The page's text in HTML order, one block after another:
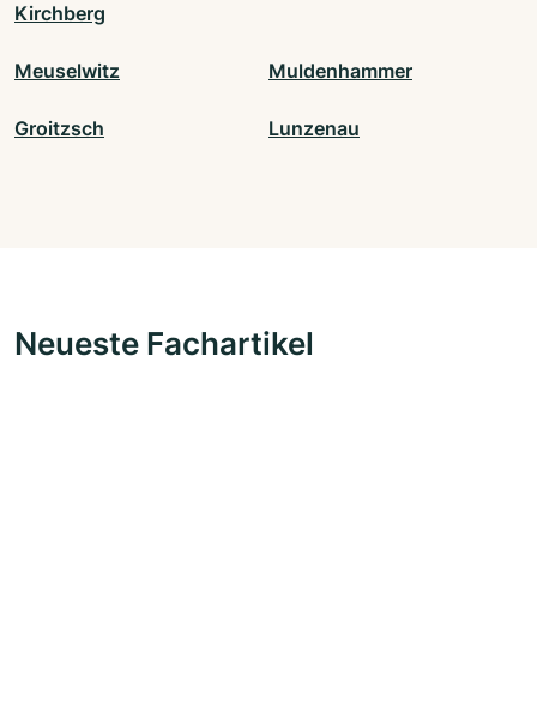
Kirchberg
Meuselwitz Muldenhammer
Groitzsch Lunzenau
Neueste Fachartikel